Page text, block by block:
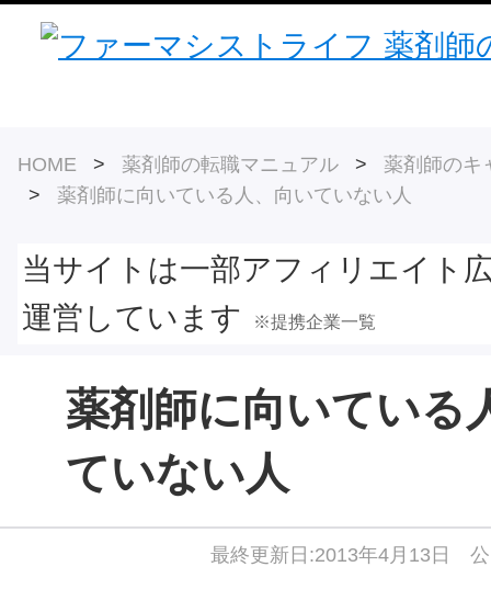
HOME > 薬剤師の転職マニュアル > 薬剤師のキ
> 薬剤師に向いている人、向いていない人
当サイトは一部アフィリエイト
運営しています
※提携企業一覧
薬剤師に向いている
ていない人
最終更新日:2013年4月13日